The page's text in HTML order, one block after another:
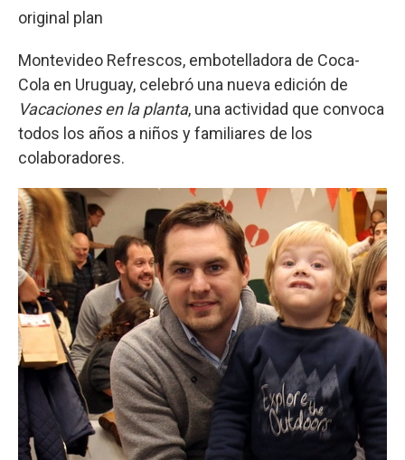
original plan
Montevideo Refrescos, embotelladora de Coca-
Cola en Uruguay, celebró una nueva edición de
Vacaciones en la planta, una actividad que convoca
todos los años a niños y familiares de los
colaboradores.